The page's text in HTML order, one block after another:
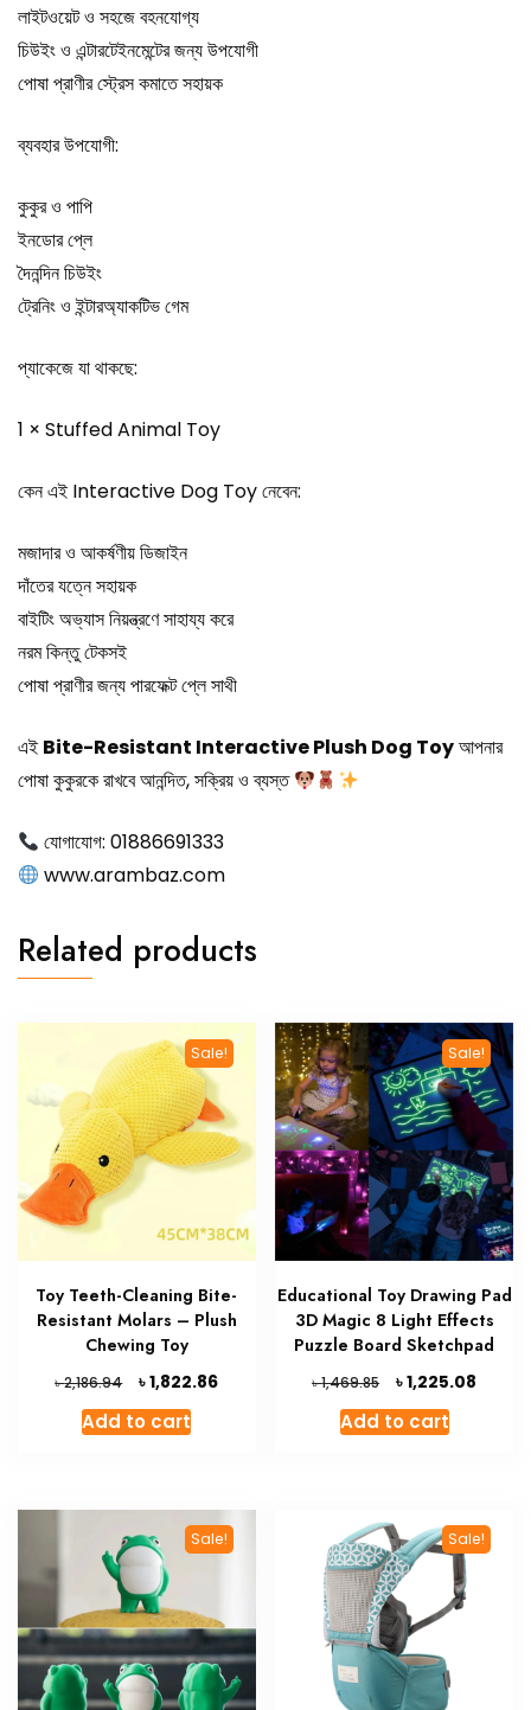
লাইটওয়েট ও সহজে বহনযোগ্য
চিউইং ও এন্টারটেইনমেন্টের জন্য উপযোগী
পোষা প্রাণীর স্ট্রেস কমাতে সহায়ক
ব্যবহার উপযোগী:
কুকুর ও পাপি
ইনডোর প্লে
দৈনন্দিন চিউইং
ট্রেনিং ও ইন্টারঅ্যাকটিভ গেম
প্যাকেজে যা থাকছে:
1 × Stuffed Animal Toy
কেন এই Interactive Dog Toy নেবেন:
মজাদার ও আকর্ষণীয় ডিজাইন
দাঁতের যত্নে সহায়ক
বাইটিং অভ্যাস নিয়ন্ত্রণে সাহায্য করে
নরম কিন্তু টেকসই
পোষা প্রাণীর জন্য পারফেক্ট প্লে সাথী
এই Bite-Resistant Interactive Plush Dog Toyআপনার
পোষা কুকুরকে রাখবে আনন্দিত, সক্রিয় ও ব্যস্ত
যোগাযোগ: 01886691333
www.arambaz.com
Related products
Sale!
Toy Teeth-Cleaning Bite-
Resistant Molars – Plush
Chewing Toy
৳2,186.94
Original
price
was:
৳1,822.86Current
Add to cart
Sale!
Educational Toy Drawing Pad
3D Magic 8 Light Effects
Puzzle Board Sketchpad
৳1,469.85
Original
price
was:
৳1,225.08
Add to cart
Sale! Sale!